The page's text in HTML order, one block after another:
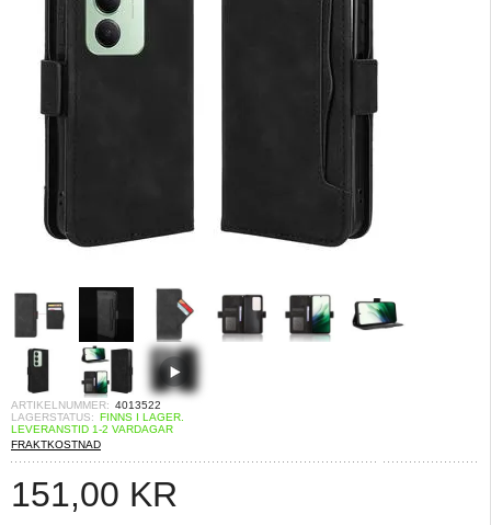
ARTIKELNUMMER: 4013522
LAGERSTATUS: FINNS I LAGER.
LEVERANSTID 1-2 VARDAGAR
FRAKTKOSTNAD
151,00 KR